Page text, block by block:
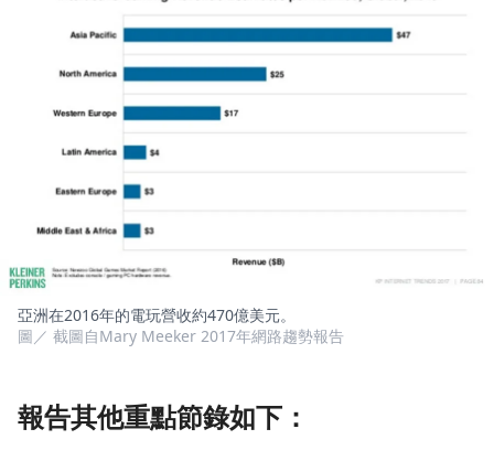
亞洲在2016年的電玩營收約470億美元。
圖／ 截圖自Mary Meeker 2017年網路趨勢報告
報告其他重點節錄如下：